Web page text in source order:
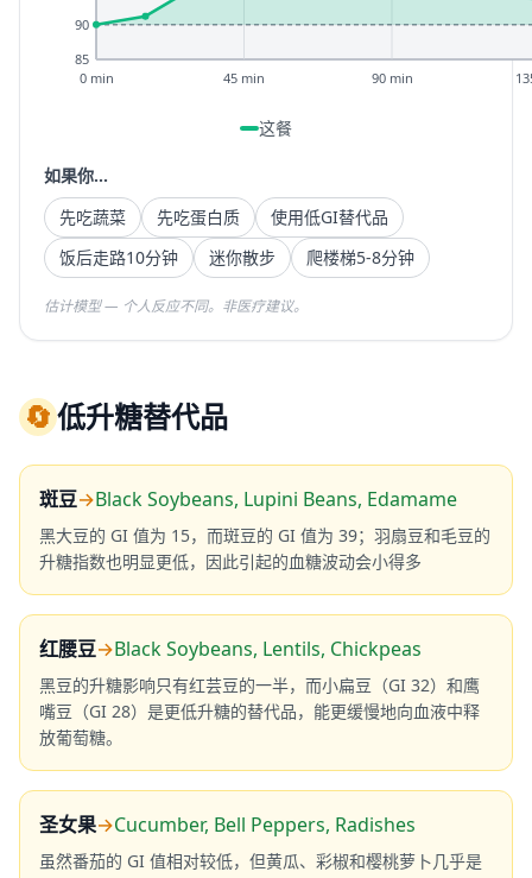
85
90
0 min 45 min 90 min
这餐
如果你...
先吃蔬菜
先吃蛋白质
使用低GI替代品
饭后走路10分钟
迷你散步 爬楼梯5-8分钟
估计模型 — 个人反应不同。非医疗建议。
🔄低升糖替代品
斑豆→Black Soybeans, Lupini Beans, Edamame
黑大豆的 GI 值为 15，而斑豆的 GI 值为 39；羽扇豆和毛豆的
升糖指数也明显更低，因此引起的血糖波动会小得多
红腰豆→Black Soybeans, Lentils, Chickpeas
黑豆的升糖影响只有红芸豆的一半，而小扁豆（GI 32）和鹰
嘴豆（GI 28）是更低升糖的替代品，能更缓慢地向血液中释
放葡萄糖。
圣女果→Cucumber, Bell Peppers, Radishes
虽然番茄的 GI 值相对较低，但黄瓜、彩椒和樱桃萝卜几乎是